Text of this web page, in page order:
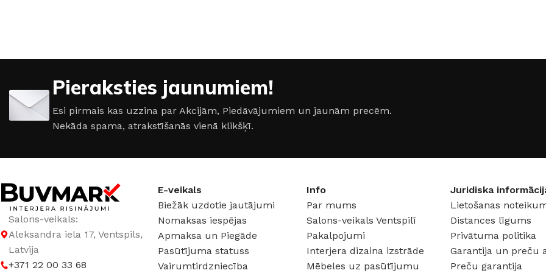
Šķidrās tapetes
Ekoloģisks un videi draudzīgs
risinājums
ŠĶIDRĀS TAPETES
Silk Plaster kolekcijas
Victoria du Monde kolekcijas
Piedevas (lakas, spīdumi un tml.)
MixArt
Apmetums fasādem un mitrām
telpām
Dekoratīvie apmetumi
Gruntis un Lakas
Krāsas
Flīzes
Skatīt
Dekoratīvās
Grīdām un sienām
Pieraksties jaunumiem!
Esi pirmais kas uzzina par Akcijām, Piedāvājumiem un jaunām precēm.
Nekāda spama, atrakstīšanās vienā klikšķī.
Salons-veikals:
Aleksandra iela 17, Ventspils,
Latvija
+371 22 00 33 68
E-veikals
Biežāk uzdotie jautājumi
Nomaksas iespējas
Apmaksa un Piegāde
Pasūtījuma statuss
Vairumtirdzniecība
Info
Par mums
Salons-veikals Ventspilī
Pakalpojumi
Interjera dizaina izstrāde
Mēbeles uz pasūtījumu
Juridiska
Lietošanas
Distances līgums
Privātuma politika
Garantija un preču
Preču garantija